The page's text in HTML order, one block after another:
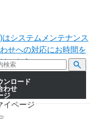
システムメンテナンス
せへの対応にお時間を
こちら。
ンロード
わせ
ジ
イページ